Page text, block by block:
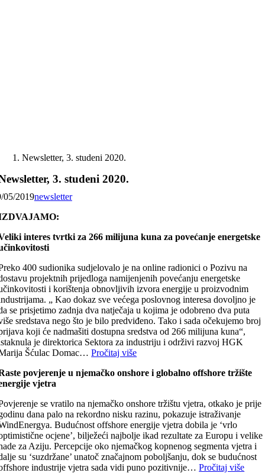
Newsletter, 3. studeni 2020.
3. studeni 2020.
05/2019newsletter
interes tvrtki za 266 milijuna kuna za povećanje energetske
400 sudionika sudjelovalo je na online radionici o Pozivu na
projektnih prijedloga namijenjenih povećanju energetske
i korištenja obnovljivih izvora energije u proizvodnim
„ Kao dokaz sve većega poslovnog interesa dovoljno je
se prisjetimo zadnja dva natječaja u kojima je odobreno dva puta
sredstava nego što je bilo predviđeno. Tako i sada očekujemo broj
koji će nadmašiti dostupna sredstva od 266 milijuna kuna“,
je direktorica Sektora za industriju i održivi razvoj HGK
Šćulac Domac…Pročitaj više
povjerenje u njemačko onshore i globalno offshore tržište
vjetra
se vratilo na njemačko onshore tržištu vjetra, otkako je prije
dana palo na rekordno nisku razinu, pokazuje istraživanje
Budućnost offshore energije vjetra dobila je ‘vrlo
ocjene’, bilježeći najbolje ikad rezultate za Europu i velike
za Aziju. Percepcije oko njemačkog kopnenog segmenta vjetra i
su ‘suzdržane’ unatoč značajnom poboljšanju, dok se budućnost
industrije vjetra sada vidi puno pozitivnije…Pročitaj više